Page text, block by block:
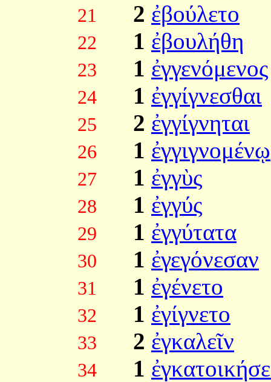
21 2 ἐβούλετο
22 1 ἐβουλήθη
23 1 ἐγγενόμενος
24 1 ἐγγίγνεσθαι
25 2 ἐγγίγνηται
26 1 ἐγγιγνομένῳ
27 1 ἐγγὺς
28 1 ἐγγύς
29 1 ἐγγύτατα
30 1 ἐγεγόνεσαν
31 1 ἐγένετο
32 1 ἐγίγνετο
33 2 ἐγκαλεῖν
34 1